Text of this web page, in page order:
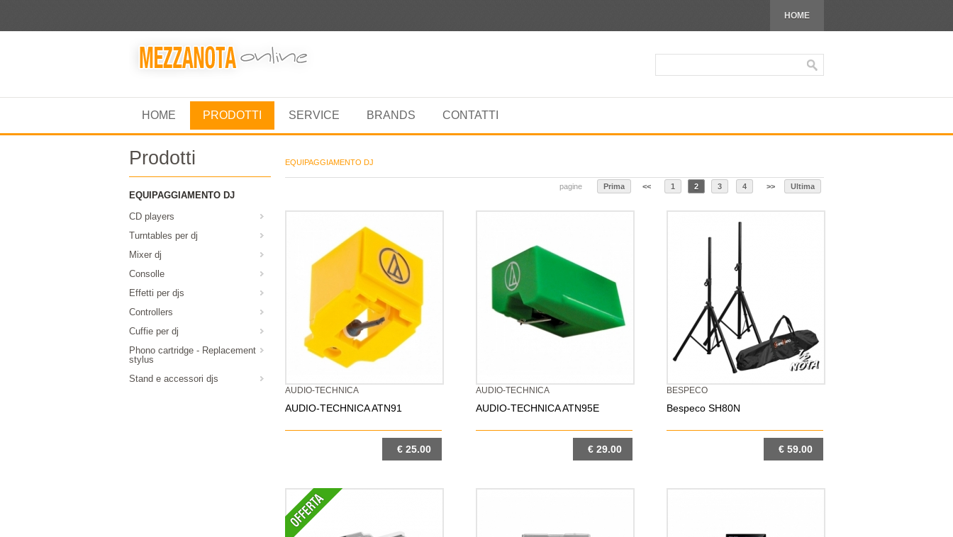
HOME
HOME PRODOTTI SERVICE BRANDS CONTATTI
Prodotti
EQUIPAGGIAMENTO DJ
CD players
Turntables per dj
Mixer dj
Consolle
Effetti per djs
Controllers
Cuffie per dj
Phono cartridge - Replacement
stylus
Stand e accessori djs
EQUIPAGGIAMENTO DJ
pagine Prima << 1 2 3 4 >> Ultima
AUDIO-TECHNICA
AUDIO-TECHNICA ATN91
€ 25.00
AUDIO-TECHNICA
AUDIO-TECHNICA ATN95E
€ 29.00
BESPECO
Bespeco SH80N
€ 59.00